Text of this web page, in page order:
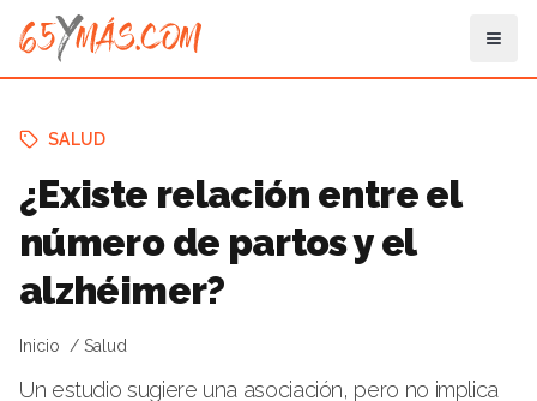
SALUD
¿Existe relación entre el
número de partos y el
alzhéimer?
Inicio Salud
Un estudio sugiere una asociación, pero no implica